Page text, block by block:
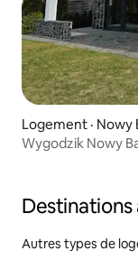
Logement · Nowy
Wygodzik Nowy
Autres types de